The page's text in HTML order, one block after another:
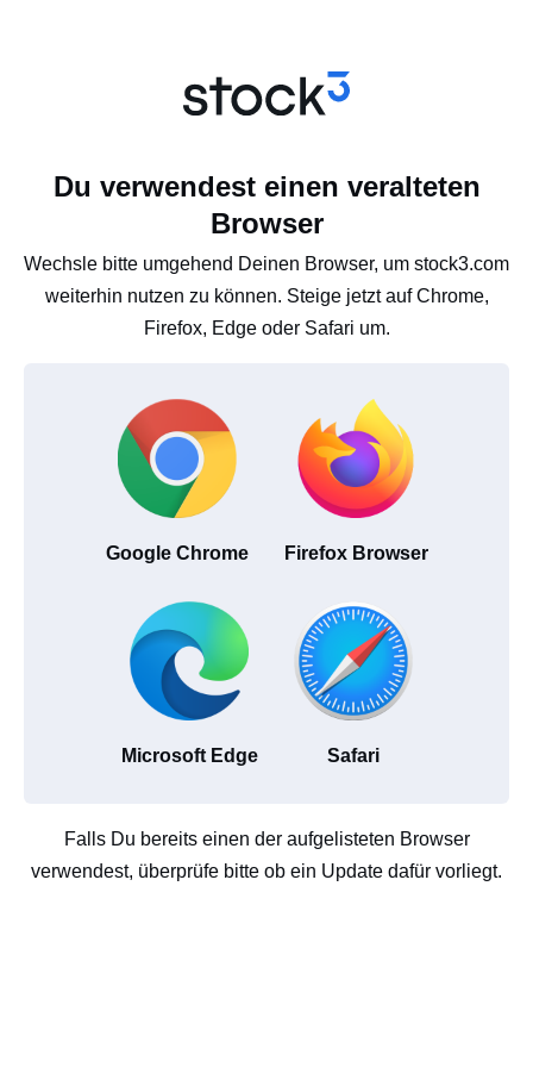
Du verwendest einen veralteten
Browser
Wechsle bitte umgehend Deinen Browser, um stock3.com
weiterhin nutzen zu können. Steige jetzt auf Chrome,
Firefox, Edge oder Safari um.
Google Chrome Firefox Browser
Microsoft Edge Safari
Falls Du bereits einen der aufgelisteten Browser
verwendest, überprüfe bitte ob ein Update dafür vorliegt.